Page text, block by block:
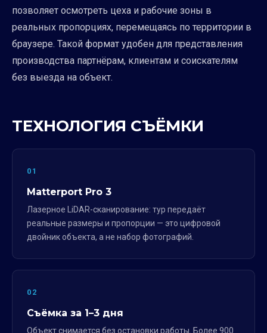
позволяет осмотреть цеха и рабочие зоны в
реальных пропорциях, перемещаясь по территории в
браузере. Такой формат удобен для представления
производства партнёрам, клиентам и соискателям
без выезда на объект.
ТЕХНОЛОГИЯ СЪЁМКИ
01
Matterport Pro 3
Лазерное LiDAR-сканирование: тур передаёт
реальные размеры и пропорции — это цифровой
двойник объекта, а не набор фотографий.
02
Съёмка за 1–3 дня
Объект снимается без остановки работы. Более 900